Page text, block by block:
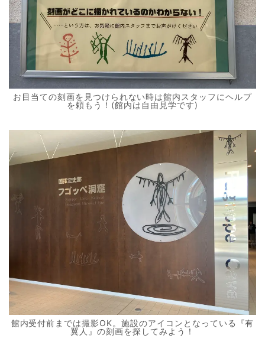
お目当ての刻画を見つけられない時は館内スタッフにヘルプ
を頼もう！(館内は自由見学です)
館内受付前までは撮影OK。施設のアイコンとなっている『有
翼人』の刻画を探してみよう！